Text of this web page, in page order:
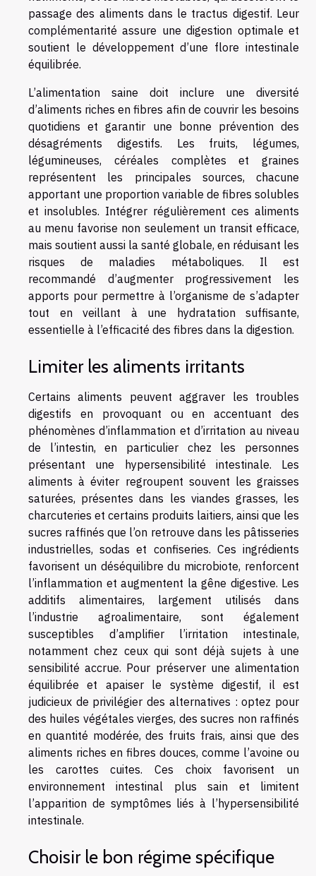
passage des aliments dans le tractus digestif. Leur
complémentarité assure une digestion optimale et
soutient le développement d’une flore intestinale
équilibrée.
L’alimentation saine doit inclure une diversité
d’aliments riches en fibres afin de couvrir les besoins
quotidiens et garantir une bonne prévention des
désagréments digestifs. Les fruits, légumes,
légumineuses, céréales complètes et graines
représentent les principales sources, chacune
apportant une proportion variable de fibres solubles
et insolubles. Intégrer régulièrement ces aliments
au menu favorise non seulement un transit efficace,
mais soutient aussi la santé globale, en réduisant les
risques de maladies métaboliques. Il est
recommandé d’augmenter progressivement les
apports pour permettre à l’organisme de s’adapter
tout en veillant à une hydratation suffisante,
essentielle à l’efficacité des fibres dans la digestion.
Limiter les aliments irritants
Certains aliments peuvent aggraver les troubles
digestifs en provoquant ou en accentuant des
phénomènes d’inflammation et d’irritation au niveau
de l’intestin, en particulier chez les personnes
présentant une hypersensibilité intestinale. Les
aliments à éviter regroupent souvent les graisses
saturées, présentes dans les viandes grasses, les
charcuteries et certains produits laitiers, ainsi que les
sucres raffinés que l’on retrouve dans les pâtisseries
industrielles, sodas et confiseries. Ces ingrédients
favorisent un déséquilibre du microbiote, renforcent
l’inflammation et augmentent la gêne digestive. Les
additifs alimentaires, largement utilisés dans
l’industrie agroalimentaire, sont également
susceptibles d’amplifier l’irritation intestinale,
notamment chez ceux qui sont déjà sujets à une
sensibilité accrue. Pour préserver une alimentation
équilibrée et apaiser le système digestif, il est
judicieux de privilégier des alternatives : optez pour
des huiles végétales vierges, des sucres non raffinés
en quantité modérée, des fruits frais, ainsi que des
aliments riches en fibres douces, comme l’avoine ou
les carottes cuites. Ces choix favorisent un
environnement intestinal plus sain et limitent
l’apparition de symptômes liés à l’hypersensibilité
intestinale.
Choisir le bon régime spécifique